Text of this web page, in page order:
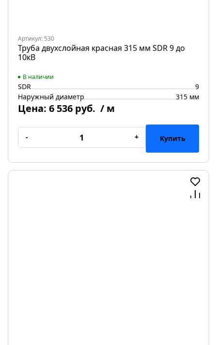
Артикул: 530
Труба двухслойная красная 315 мм SDR 9 до
10кВ
В наличии
SDR
9
Наружный диаметр
315 мм
Цена: 6 536 руб. / м
- + Купить